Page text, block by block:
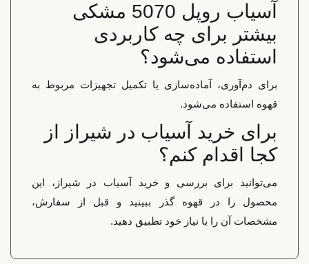
آسیاب روپل 5070 مشکی
بیشتر برای چه کاربردی
استفاده می‌شود؟
برای دم‌آوری، آماده‌سازی یا تکمیل تجهیزات مربوط به
قهوه استفاده می‌شود.
برای خرید آسیاب در شیراز از
کجا اقدام کنم؟
می‌توانید برای بررسی و خرید آسیاب در شیراز، این
محصول را در قهوه گذر ببینید و قبل از سفارش،
مشخصات آن را با نیاز خود تطبیق دهید.